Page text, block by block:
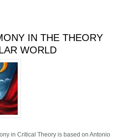
trebuie să fie o parte a Rusiei“
IN THE THEORY
WORLD
in Critical Theory is based on Antonio